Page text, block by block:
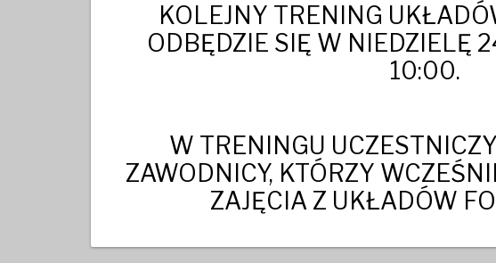
KOLEJNY TRENING
ODBĘDZIE SIĘ W NIEDZIELĘ
10:00.
W TRENINGU
ZAWODNICY, KTÓRZY
ZAJĘCIA Z UKŁADÓW